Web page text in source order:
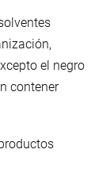
el negro
contener